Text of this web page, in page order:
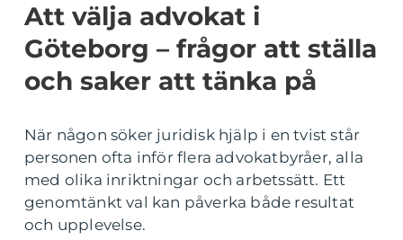
Att välja advokat i
Göteborg – frågor att ställa
och saker att tänka på
När någon söker juridisk hjälp i en tvist står
personen ofta inför flera advokatbyråer, alla
med olika inriktningar och arbetssätt. Ett
genomtänkt val kan påverka både resultat
och upplevelse.